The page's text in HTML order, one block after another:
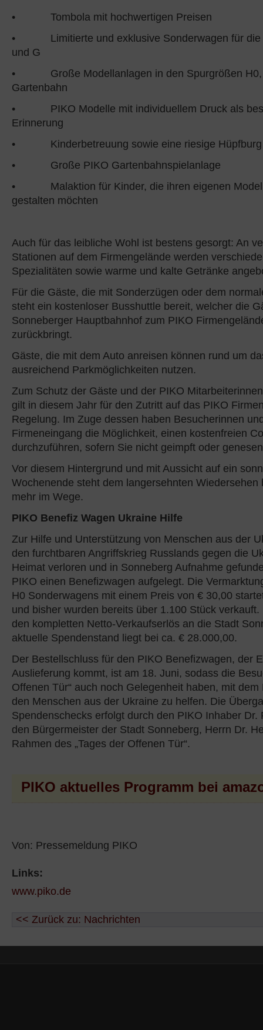
• Tombola mit hochwertigen Preisen
• Limitierte und exklusive Sonderwagen für die
und G
• Große Modellanlagen in den Spurgrößen H0,
Gartenbahn
• PIKO Modelle mit individuellem Druck als
Erinnerung
• Kinderbetreuung sowie eine riesige Hüpfburg
• Große PIKO Gartenbahnspielanlage
• Malaktion für Kinder, die ihren eigenen
gestalten möchten
Auch für das leibliche Wohl ist bestens gesorgt: An
Stationen auf dem Firmengelände werden
Spezialitäten sowie warme und kalte Getränke
Für die Gäste, die mit Sonderzügen oder dem
steht ein kostenloser Busshuttle bereit, welcher die
Sonneberger Hauptbahnhof zum PIKO
zurückbringt.
Gäste, die mit dem Auto anreisen können rund um
ausreichend Parkmöglichkeiten nutzen.
Zum Schutz der Gäste und der PIKO
gilt in diesem Jahr für den Zutritt auf das PIKO
Regelung. Im Zuge dessen haben Besucherinnen
Firmeneingang die Möglichkeit, einen kostenfreien
durchzuführen, sofern Sie nicht geimpft oder
Vor diesem Hintergrund und mit Aussicht auf ein
Wochenende steht dem langersehnten Wiedersehen
mehr im Wege.
PIKO Benefiz Wagen Ukraine Hilfe
Zur Hilfe und Unterstützung von Menschen aus der
den furchtbaren Angriffskrieg Russlands gegen die
Heimat verloren und in Sonneberg Aufnahme
PIKO einen Benefizwagen aufgelegt. Die
H0 Sonderwagens mit einem Preis von € 30,00
und bisher wurden bereits über 1.100 Stück
den kompletten Netto-Verkaufserlös an die Stadt
aktuelle Spendenstand liegt bei ca. € 28.000,00.
Der Bestellschluss für den PIKO Benefizwagen, der
Auslieferung kommt, ist am 18. Juni, sodass die
Offenen Tür“ auch noch Gelegenheit haben, mit
den Menschen aus der Ukraine zu helfen. Die
Spendenschecks erfolgt durch den PIKO Inhaber Dr.
den Bürgermeister der Stadt Sonneberg, Herrn Dr.
Rahmen des „Tages der Offenen Tür“.
PIKO aktuelles Programm bei
Von: Pressemeldung PIKO
Links:
www.piko.de
<< Zurück zu: Nachrichten